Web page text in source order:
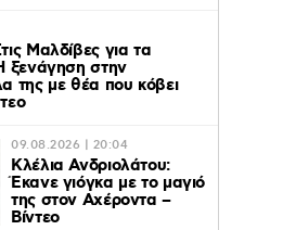
Μαλδίβες για τα
ξενάγηση στην
της με θέα που κόβει
09.08.2026 | 20:04
Κλέλια Ανδριολάτου:
Έκανε γιόγκα με το μαγιό
της στον Αχέροντα –
Βίντεο